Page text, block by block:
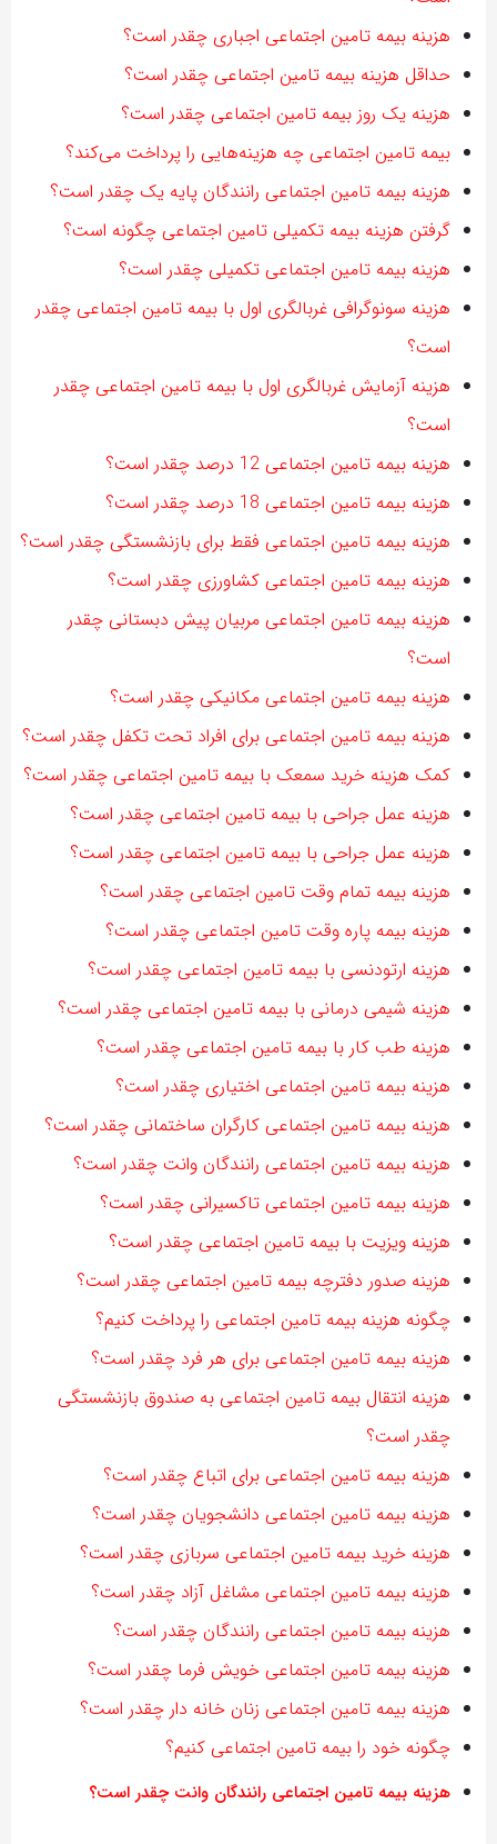
هزینه بیمه تامین اجتماعی اجباری چقدر است؟
حداقل هزینه بیمه تامین اجتماعی چقدر است؟
هزینه یک روز بیمه تامین اجتماعی چقدر است؟
بیمه تامین اجتماعی چه هزینه‌هایی را پرداخت می‌کند؟
هزینه بیمه تامین اجتماعی رانندگان پایه یک چقدر است؟
گرفتن هزینه بیمه تکمیلی تامین اجتماعی چگونه است؟
هزینه بیمه تامین اجتماعی تکمیلی چقدر است؟
هزینه سونوگرافی غربالگری اول با بیمه تامین اجتماعی چقدر
است؟
هزینه آزمایش غربالگری اول با بیمه تامین اجتماعی چقدر
است؟
هزینه بیمه تامین اجتماعی 12 درصد چقدر است؟
هزینه بیمه تامین اجتماعی 18 درصد چقدر است؟
هزینه بیمه تامین اجتماعی فقط برای بازنشستگی چقدر است؟
هزینه بیمه تامین اجتماعی کشاورزی چقدر است؟
هزینه بیمه تامین اجتماعی مربیان پیش دبستانی چقدر
است؟
هزینه بیمه تامین اجتماعی مکانیکی چقدر است؟
هزینه بیمه تامین اجتماعی برای افراد تحت تکفل چقدر است؟
کمک هزینه خرید سمعک با بیمه تامین اجتماعی چقدر است؟
هزینه عمل جراحی با بیمه تامین اجتماعی چقدر است؟
هزینه عمل جراحی با بیمه تامین اجتماعی چقدر است؟
هزینه بیمه تمام وقت تامین اجتماعی چقدر است؟
هزینه بیمه پاره وقت تامین اجتماعی چقدر است؟
هزینه ارتودنسی با بیمه تامین اجتماعی چقدر است؟
هزینه شیمی درمانی با بیمه تامین اجتماعی چقدر است؟
هزینه طب کار با بیمه تامین اجتماعی چقدر است؟
هزینه بیمه تامین اجتماعی اختیاری چقدر است؟
هزینه بیمه تامین اجتماعی کارگران ساختمانی چقدر است؟
هزینه بیمه تامین اجتماعی رانندگان وانت چقدر است؟
هزینه بیمه تامین اجتماعی تاکسیرانی چقدر است؟
هزینه ویزیت با بیمه تامین اجتماعی چقدر است؟
هزینه صدور دفترچه بیمه تامین اجتماعی چقدر است؟
چگونه هزینه بیمه تامین اجتماعی را پرداخت کنیم؟
هزینه بیمه تامین اجتماعی برای هر فرد چقدر است؟
هزینه انتقال بیمه تامین اجتماعی به صندوق بازنشستگی
چقدر است؟
هزینه بیمه تامین اجتماعی برای اتباع چقدر است؟
هزینه بیمه تامین اجتماعی دانشجویان چقدر است؟
هزینه خرید بیمه تامین اجتماعی سربازی چقدر است؟
هزینه بیمه تامین اجتماعی مشاغل آزاد چقدر است؟
هزینه بیمه تامین اجتماعی رانندگان چقدر است؟
هزینه بیمه تامین اجتماعی خویش فرما چقدر است؟
هزینه بیمه تامین اجتماعی زنان خانه دار چقدر است؟
چگونه خود را بیمه تامین اجتماعی کنیم؟
هزینه بیمه تامین اجتماعی رانندگان وانت چقدر است؟